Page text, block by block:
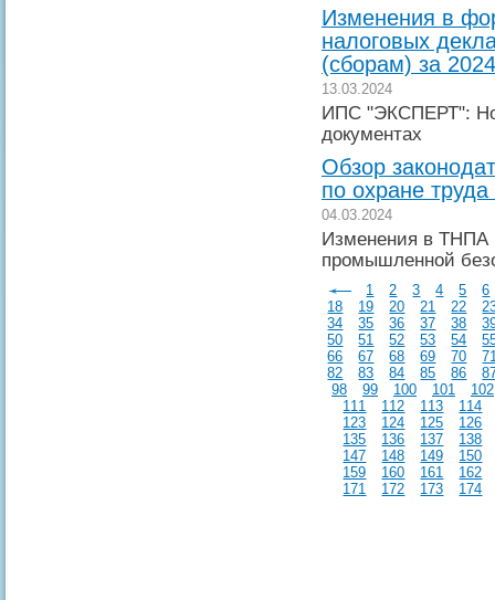
Изменения в
налоговых
(сборам) за
13.03.2024
ИПС "ЭКСПЕРТ":
документах
Обзор
по охране
04.03.2024
Изменения в ТНПА
промышленной
1 2 3 4 5
6
18
19 20 21 22
34
35 36 37 38
50
51 52 53 54
66
67 68 69 70
82
83 84 85 86
98
99 100 101
102
111
112 113
114
123
124 125
126
135
136 137
138
147
148 149
150
159
160 161
162
171
172 173 174